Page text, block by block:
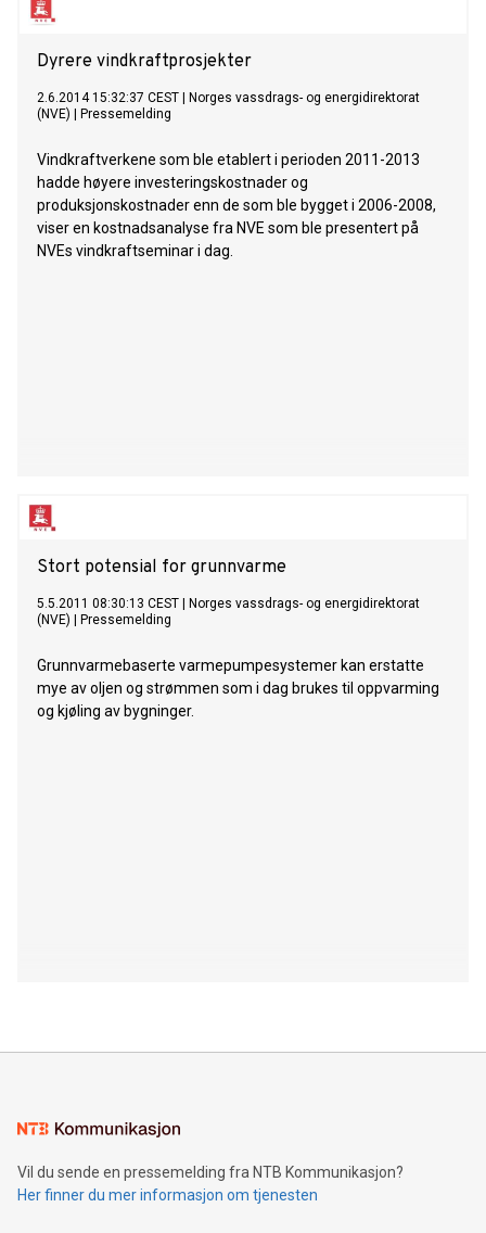
Dyrere vindkraftprosjekter
2.6.2014 15:32:37 CEST
Norges vassdrags- og energidirektorat
(NVE)
Pressemelding
Vindkraftverkene som ble etablert i perioden 2011-2013
hadde høyere investeringskostnader og
produksjonskostnader enn de som ble bygget i 2006-2008,
viser en kostnadsanalyse fra NVE som ble presentert på
NVEs vindkraftseminar i dag.
Stort potensial for grunnvarme
5.5.2011 08:30:13 CEST
Norges vassdrags- og energidirektorat
(NVE)
Pressemelding
Grunnvarmebaserte varmepumpesystemer kan erstatte
mye av oljen og strømmen som i dag brukes til oppvarming
og kjøling av bygninger.
Vil du sende en pressemelding fra NTB Kommunikasjon?
Her finner du mer informasjon om tjenesten